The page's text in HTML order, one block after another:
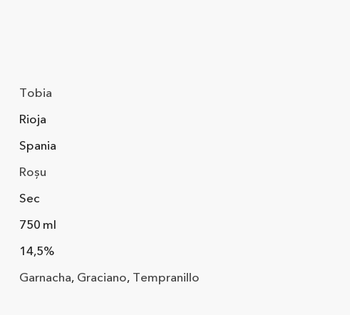
Tobia
Rioja
Spania
Roșu
Sec
750 ml
14,5%
Garnacha, Graciano, Tempranillo